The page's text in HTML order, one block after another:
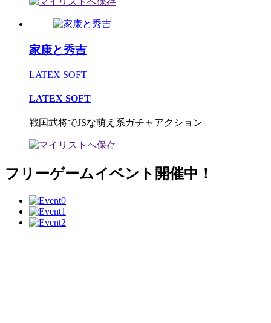
家康と秀吉
LATEX SOFT
LATEX SOFT
戦国武将でJSな萌え系ガチャアクション
フリーゲームイベント開催中！